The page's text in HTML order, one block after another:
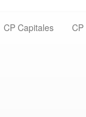
CP Capitales CP